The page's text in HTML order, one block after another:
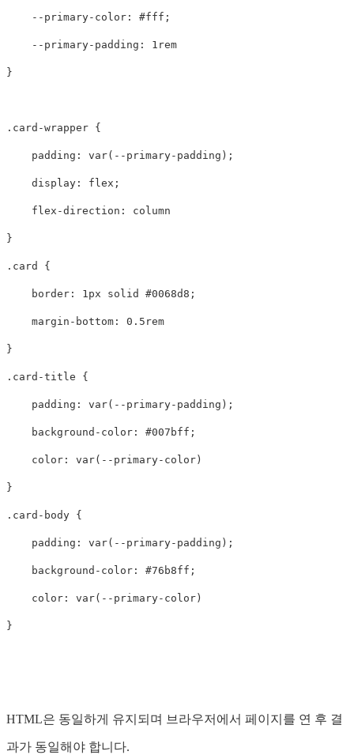
--primary-color : #fff ;
--primary-padding : 1rem
}
.card-wrapper {
padding : var( --primary-padding );
display : flex ;
flex-direction : column
}
.card {
border : 1px solid #0068d8 ;
margin-bottom : 0.5rem
}
.card-title {
padding : var( --primary-padding );
background-color : #007bff ;
color : var( --primary-color)
}
.card-body {
padding : var( --primary-padding );
background-color : #76b8ff ;
color : var( --primary-color)
}
HTML은 동일하게 유지되며 브라우저에서 페이지를 연 후 결
과가 동일해야 합니다.